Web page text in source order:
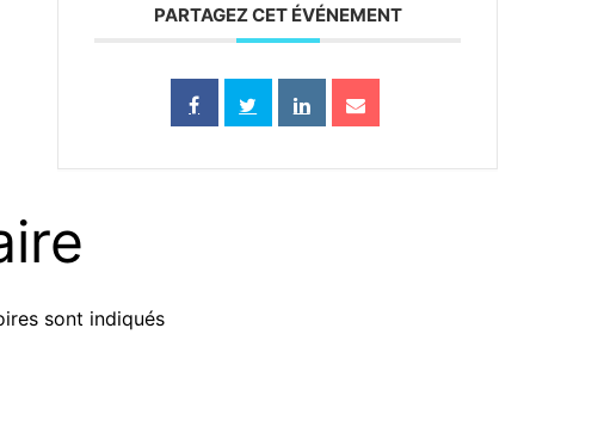
PARTAGEZ CET ÉVÉNEMENT
sont indiqués